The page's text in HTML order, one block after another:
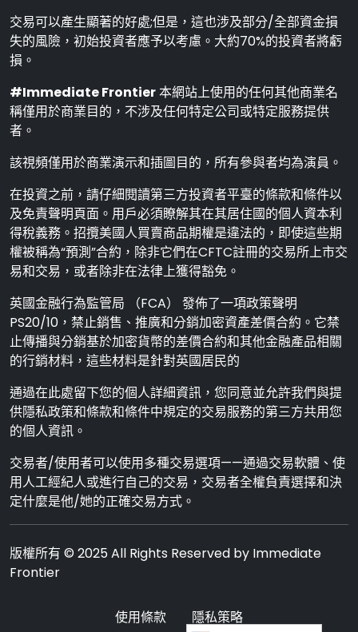
交易可以產生顯著的好處;但是，這也涉及部分/全部資金損
失的風險，初始投資者應予以考慮。大約70%的投資者將虧
損。
#Immediate Frontier本網站上使用的任何其他商業名
稱僅用於商業目的，不涉及任何特定公司或特定服務提供
者。
該視頻僅用於商業演示和插圖目的，所有參與者均為演員。
在投資之前，請仔細閱讀第三方投資者平臺的條款和條件以
及免責聲明頁面。用戶必須瞭解其在其居住國的個人資本利
得稅義務。招攬美國人買賣商品期權是違法的，即使這些期
權被稱為“預測”合約，除非它們在CFTC註冊的交易所上市交
易和交易，或者除非在法律上獲得豁免。
英國金融行為監管局 （FCA） 發佈了一項政策聲明
PS20/10，禁止銷售、推廣和分銷加密資產差價合約。它禁
止傳播與分銷基於加密貨幣的差價合約和其他金融產品相關
的行銷材料，這些材料是針對英國居民的
通過在此處留下您的個人詳細資訊，您同意並允許我們與提
供隱私政策和條款和條件中規定的交易服務的第三方共用您
的個人資訊。
交易者/使用者可以使用多種交易選項——通過交易軟體、使
用人工經紀人或進行自己的交易，交易者全權負責選擇和決
定什麼是他/她的正確交易方式。
版權所有 © 2025 All Rights Reserved by Immediate
Frontier
使用條款
隱私策略